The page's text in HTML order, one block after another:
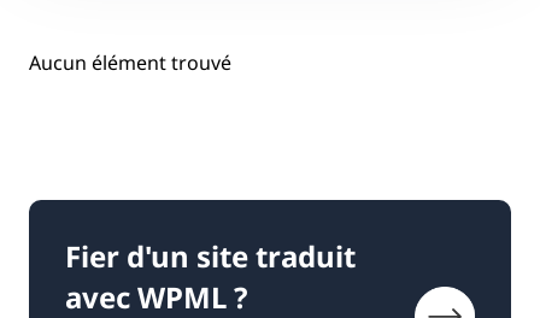
Aucun élément trouvé
Fier d'un site traduit
avec WPML ?